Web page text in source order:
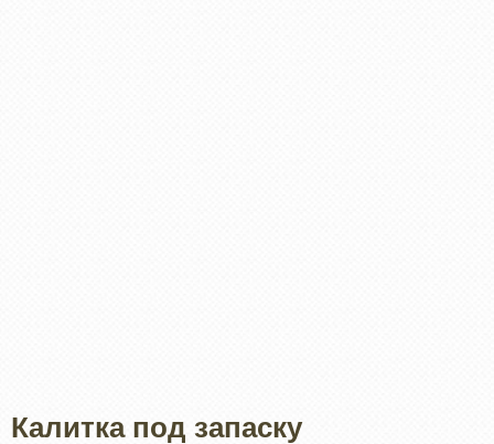
Калитка под запаску